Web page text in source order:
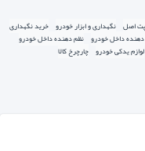
شده است.
نگهداری و ابزار خودرو خرید نگهداری
داخل خودرو نظم دهنده داخل خودرو
لوازم یدکی خودرو چارچرخ کالا